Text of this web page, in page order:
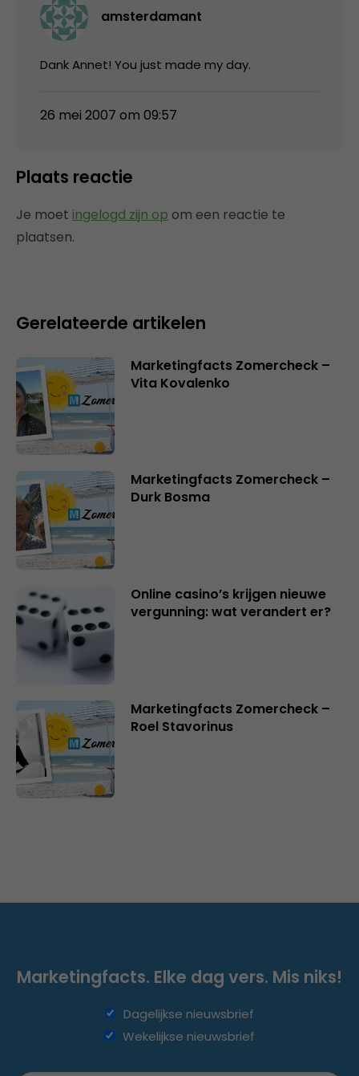
amsterdamant
Dank Annet! You just made my day.
26 mei 2007 om 09:57
Plaats reactie
Je moet ingelogd zijn op om een reactie te
plaatsen.
Gerelateerde artikelen
Marketingfacts Zomercheck –
Vita Kovalenko
Marketingfacts Zomercheck –
Durk Bosma
Online casino’s krijgen nieuwe
vergunning: wat verandert er?
Marketingfacts Zomercheck –
Roel Stavorinus
Marketingfacts. Elke dag vers. Mis niks!
Dagelijkse nieuwsbrief
Wekelijkse nieuwsbrief